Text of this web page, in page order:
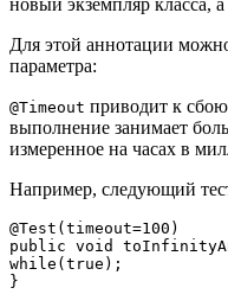
Для этой аннотации
параметра:
@Timeout приводит к сбою
выполнение занимает
измеренное на часах в
Например, следующий
@Test(timeout=100)
public void
while(true);
}